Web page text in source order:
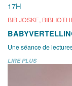
17H
BIB JOSKE,
Une séance de
LIRE PLUS